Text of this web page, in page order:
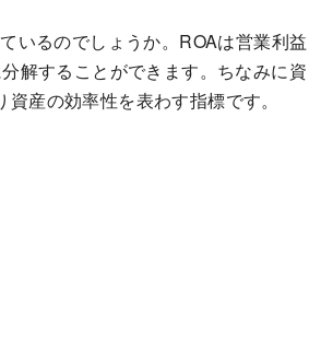
いるのでしょうか。ROAは営業利益
解することができます。ちなみに資
産の効率性を表わす指標です。